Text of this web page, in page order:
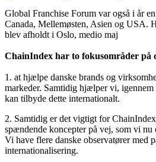
Global Franchise Forum var også i år
Canada, Mellemøsten, Asien og USA.
blev afholdt i Oslo, medio maj
ChainIndex har to fokusområder på
1. at hjælpe danske brands og
markeder. Samtidig hjælper vi,
kan tilbyde dette internationalt.
2. Samtidig er det vigtigt for
spændende koncepter på vej, som vi
Vi have flere danske observatører med
internationalisering.